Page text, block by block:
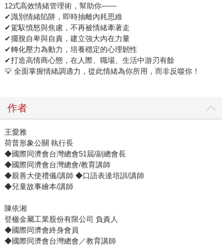
12式高效情緒管理術，幫助你——
✔識別情緒陷阱，即時抽離內耗思維
✔駕馭憤怒與焦慮，不再被情緒牽著走
✔擺脫自卑與自責，建立強大內在力量
✔轉化壓力為動力，培養穩定的心理韌性
✔打造高情商心態，在人際、職場、生活中游刃有餘
💡 全面掌握情緒調適力，從此情緒為你所用，而非反噬你！
作者
王愛雅
荷普形象公關 執行長
◆國際同濟會台灣總會51屆/副總會長
◆國際同濟會台灣總會/教育講師
◆親善大使禮儀/講師 ◆口語表達培訓/講師
◆兒童故事繪本/講師
陳依湘
登楹金屬工業股份有限公司 負責人
◆國際同濟會終身會員
◆國際同濟會台灣總會／教育講師